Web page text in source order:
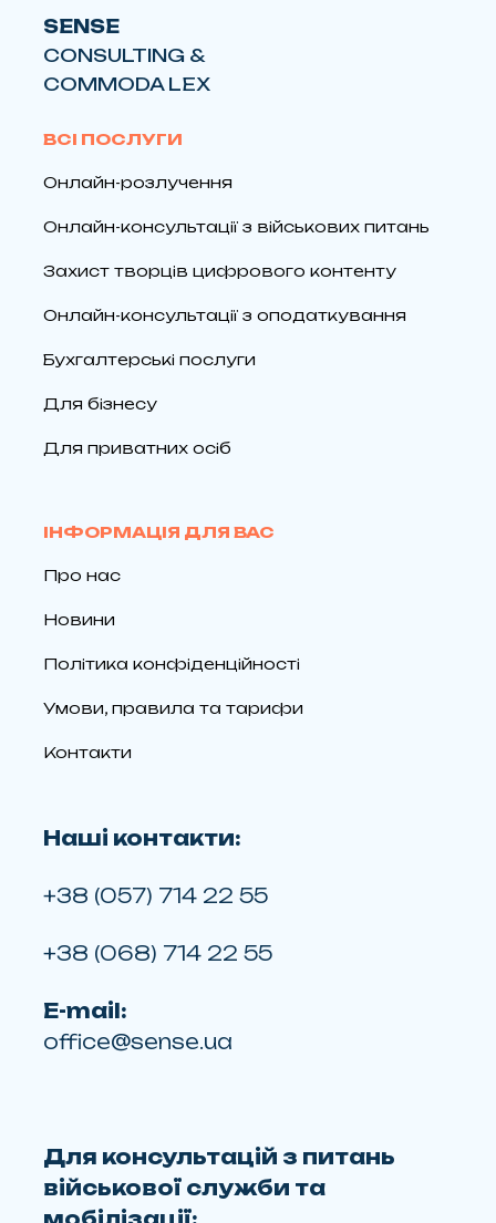
SENSE
CONSULTING &
COMMODA LEX
ВСІ ПОСЛУГИ
Онлайн-розлучення
Онлайн-консультації з військових питань
Захист творців цифрового контенту
Онлайн-консультації з оподаткування
Бухгалтерські послуги
Для бізнесу
Для приватних осіб
ІНФОРМАЦІЯ ДЛЯ ВАС
Про нас
Новини
Політика конфіденційності
Умови, правила та тарифи
Контакти
Наші контакти:
+38 (057) 714 22 55
+38 (068) 714 22 55
E-mail:
office@sense.ua
Для консультацій з питань
військової служби та
мобілізації: